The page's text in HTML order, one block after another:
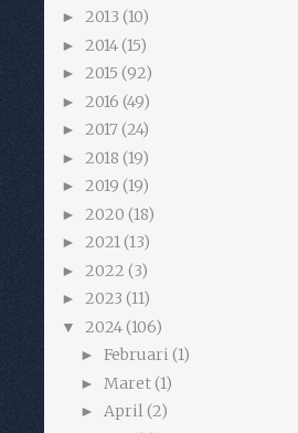
► 2013 (10)
► 2014(15)
► 2015 (92)
► 2016 (49)
► 2017 (24)
► 2018 (19)
► 2019 (19)
► 2020 (18)
► 2021(13)
► 2022 (3)
► 2023 (11)
▼ 2024(106)
► Februari (1)
► Maret(1)
► April(2)